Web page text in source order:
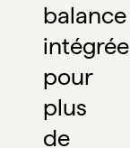
balance
intégrée
pour
plus
de